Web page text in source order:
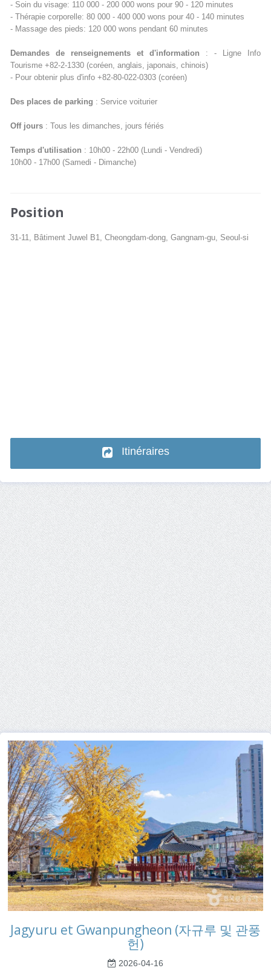
- Soin du visage: 110 000 - 200 000 wons pour 90 - 120 minutes
- Thérapie corporelle: 80 000 - 400 000 wons pour 40 - 140 minutes
- Massage des pieds: 120 000 wons pendant 60 minutes
Demandes de renseignements et d'information : - Ligne Info
Tourisme +82-2-1330 (coréen, anglais, japonais, chinois)
- Pour obtenir plus d'info +82-80-022-0303 (coréen)
Des places de parking : Service voiturier
Off jours : Tous les dimanches, jours fériés
Temps d'utilisation : 10h00 - 22h00 (Lundi - Vendredi)
10h00 - 17h00 (Samedi - Dimanche)
Position
31-11, Bâtiment Juwel B1, Cheongdam-dong, Gangnam-gu, Seoul-si
Itinéraires
Jagyuru et Gwanpungheon (자규루 및 관풍
헌)
2026-04-16